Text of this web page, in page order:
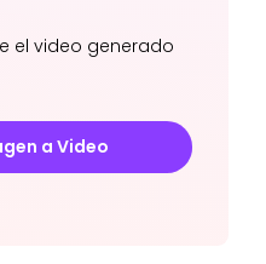
el video generado
a Video